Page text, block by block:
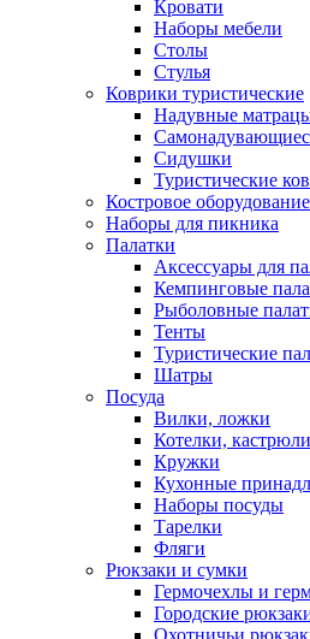
Кровати
Наборы мебели
Столы
Стулья
Коврики туристические
Надувные
Сидушки
Туристические
Костровое оборудование
Наборы для пикника
Палатки
Аксессуары для
Кемпинговые
Рыболовные
Тенты
Туристические
Шатры
Посуда
Вилки, ложки
Котелки,
Кружки
Кухонные
Наборы посуды
Тарелки
Фляги
Рюкзаки и сумки
Гермочехлы и
Городские
Охотничьи